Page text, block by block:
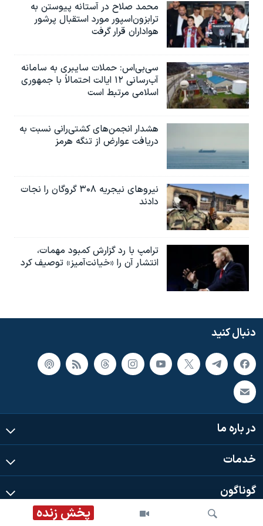
نرگس محمدی برنده جایزه نوبل صلح
همایش محافظه‌کاران آمریکا «سی‌پک»
صفحه‌های ویژه
سفر پرزیدنت ترامپ به چین
پخش زنده
محمد صلاح در آستانه پیوستن به
ترابزون‌اسپور مورد استقبال پرشور
هواداران قرار گرفت
سی‌بی‌اس: حملات سایبری به سامانه
آب‌رسانی ۱۲ ایالت احتمالاً با جمهوری
اسلامی مرتبط است
هشدار انجمن‌های کشتی‌رانی نسبت به
دریافت عوارض از تنگه هرمز
نیروهای نیجریه‌ ۳۰۸ گروگان را نجات
دادند
ترامپ با رد گزارش کمبود مهمات،
انتشار آن را «خیانت‌آمیز» توصیف کرد
دنبال کنید
در باره ما
خدمات
گوناگون